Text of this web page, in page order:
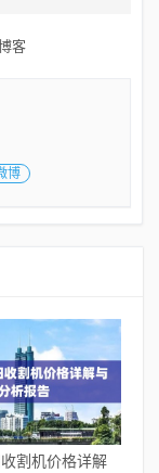
客
博
割机价格详解